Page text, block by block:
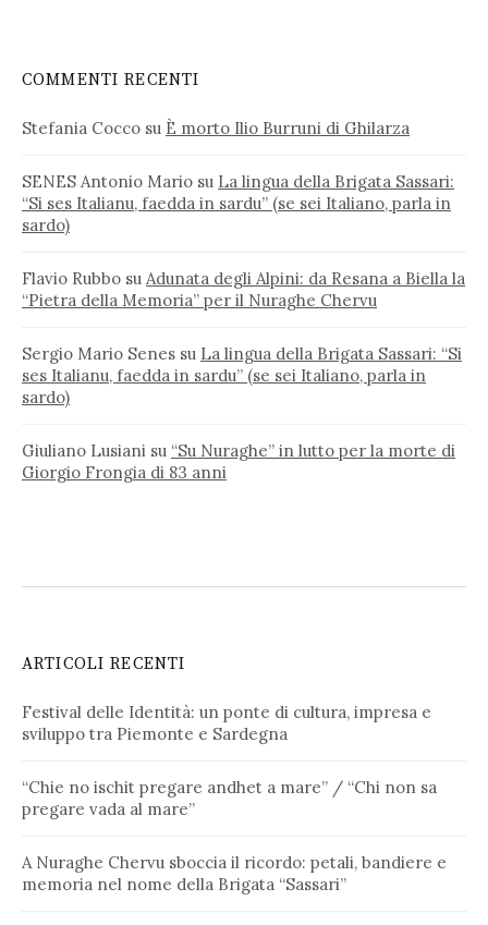
COMMENTI RECENTI
Stefania Cocco su È morto Ilio Burruni di Ghilarza
SENES Antonio Mario su La lingua della Brigata Sassari:
“Si ses Italianu, faedda in sardu” (se sei Italiano, parla in
sardo)
Flavio Rubbo su Adunata degli Alpini: da Resana a Biella la
“Pietra della Memoria” per il Nuraghe Chervu
Sergio Mario Senes su La lingua della Brigata Sassari: “Si
ses Italianu, faedda in sardu” (se sei Italiano, parla in
sardo)
Giuliano Lusiani su “Su Nuraghe” in lutto per la morte di
Giorgio Frongia di 83 anni
ARTICOLI RECENTI
Festival delle Identità: un ponte di cultura, impresa e
sviluppo tra Piemonte e Sardegna
“Chie no ischit pregare andhet a mare” / “Chi non sa
pregare vada al mare”
A Nuraghe Chervu sboccia il ricordo: petali, bandiere e
memoria nel nome della Brigata “Sassari”